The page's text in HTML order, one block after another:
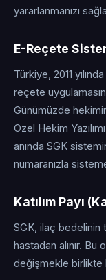
yararlanmanızı
E-Reçete
Türkiye, 2011
reçete
Günümüzde
Özel Hekim
anında SGK
numaranızla
Katılım Payı
SGK, ilaç bedelinin
hastadan alınır.
değişmekle birlikte